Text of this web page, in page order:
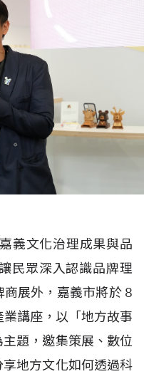
義文化治理成果與品
讓民眾深入認識品牌理
展外，嘉義市將於 8
講座，以「地方故事
題，邀集策展、數位
地方文化如何透過科